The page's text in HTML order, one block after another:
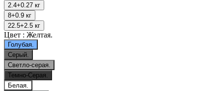
2.4+0.27 кг
8+0.9 кг
22.5+2.5 кг
Цвет : Желтая.
Голубая.
Серый.
Светло-серая.
Темно-Серая.
Белая.